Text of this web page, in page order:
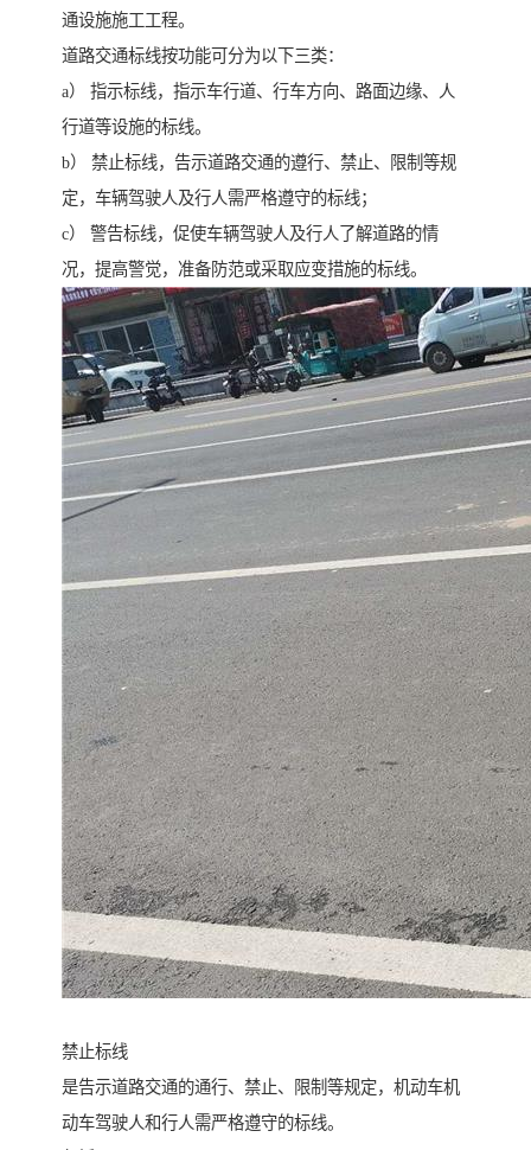
通设施施工工程。
道路交通标线按功能可分为以下三类：
a） 指示标线，指示车行道、行车方向、路面边缘、人
行道等设施的标线。
b） 禁止标线，告示道路交通的遵行、禁止、限制等规
定，车辆驾驶人及行人需严格遵守的标线；
c） 警告标线，促使车辆驾驶人及行人了解道路的情
况，提高警觉，准备防范或采取应变措施的标线。
禁止标线
是告示道路交通的通行、禁止、限制等规定，机动车机
动车驾驶人和行人需严格遵守的标线。